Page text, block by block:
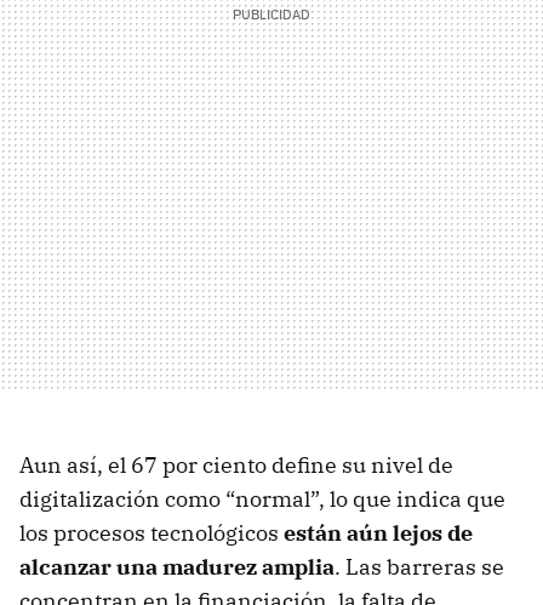
Aun así, el 67 por ciento define su nivel de
digitalización como “normal”, lo que indica que
los procesos tecnológicos están aún lejos de
alcanzar una madurez amplia. Las barreras se